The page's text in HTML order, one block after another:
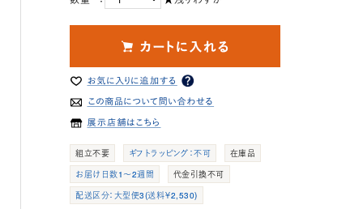
組立不要 ギフトラッピング：不可
在庫品
お届け日数1～2週間
代金引換不可
配送区分：大型便3(送料￥2,530)